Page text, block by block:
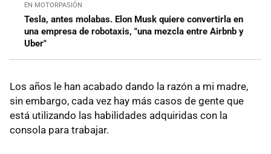
EN MOTORPASIÓN
Tesla, antes molabas. Elon Musk quiere convertirla en
una empresa de robotaxis, "una mezcla entre Airbnb y
Uber"
Los años le han acabado dando la razón a mi madre,
sin embargo, cada vez hay más casos de gente que
está utilizando las habilidades adquiridas con la
consola para trabajar.